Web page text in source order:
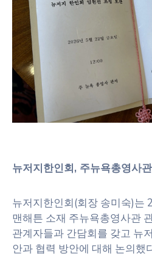
뉴저지한인회, 주뉴욕총영사
뉴저지한인회(회장 송미숙)는
맨해튼 소재 주뉴욕총영사관
관계자들과 간담회를 갖고 뉴
안과 협력 방안에 대해 논의했